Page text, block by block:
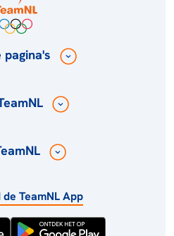
pagina's
TeamNL App